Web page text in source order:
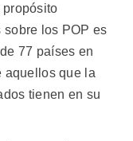
los POP es
77 países en
aquellos que la
tienen en su